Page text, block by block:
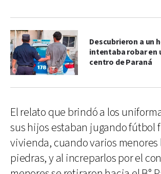
Descubrieron a un
intentaba robar en
centro de Paraná
El relato que brindó a los
sus hijos estaban jugando fútbol
vivienda, cuando varios menores
piedras, y al increparlos por el